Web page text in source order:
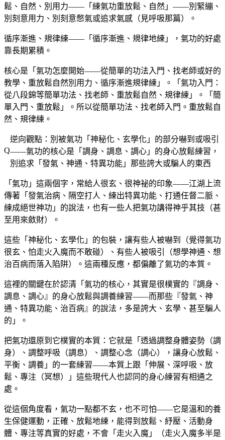
鬆、自然、別用力——「練氣功重放鬆、自然」——別緊繃、
別刻意用力、別刻意憋氣或追求氣感（見呼吸那篇）。
循序漸進、規律練——「循序漸進、規律地練」，氣功的好處
靠長期累積。
核心是「氣功怎麼開始——從簡單的功法入門、找老師或好的
教學、重放鬆自然別用力、循序漸進規律練」。「氣功入門：
從八段錦等簡單功法、找老師、重放鬆自然、規律練」。「簡
單入門、重放鬆」。所以從簡單功法、找老師入門。重放鬆自
然、規律練。
逆向觀點：別被氣功「神秘化、玄學化」的部分嚇到或吸引
——氣功的核心是「調身、調息、調心」的身心放鬆練習，
別追求「發氣、神通、特異功能」那些誇大或騙人的東西
「氣功」這兩個字，常給人很玄、很神祕的印象——江湖上流
傳著「發氣治病、隔空打人、練出特異功能、打通任督二脈、
練成絕世神功」的說法，也有一些人把氣功講得神乎其技（甚
至用來斂財）。
這些「神秘化、玄學化」的包裝，讓有些人被嚇到（覺得氣功
很玄、怕走火入魔而不敢碰）、有些人被吸引（想學神通、想
治百病而落入陷阱）。這兩種反應，都偏離了氣功的本質。
這裡的關鍵在於認清「氣功的核心，其實是很樸實的『調身、
調息、調心』的身心放鬆與調養練習——而那些『發氣、神
通、特異功能、治百病』的說法，多是誇大、玄學、甚至騙人
的」。
把氣功還原到它樸實的本質：它就是「透過調整身體姿勢（調
身）、調整呼吸（調息）、調整心念（調心），讓身心放鬆、
平衡、調養」的一套練習——本質上跟「伸展、深呼吸、放
鬆、專注（冥想）」這些現代人也認同的身心練習有相通之
處。
從這個角度看，氣功一點都不玄，也不可怕——它是溫和的養
生保健運動，正確、放鬆地練，能得到放鬆、紓壓、活動身
體、專注等真實的好處，不會「走火入魔」（走火入魔多半是